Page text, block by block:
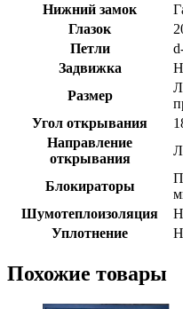
Нижний замок
Глазок
Петли
Задвижка
Размер
Угол открывания
Направление
открывания
Блокираторы
Шумотеплоизоляция
Уплотнение
Похожие товары